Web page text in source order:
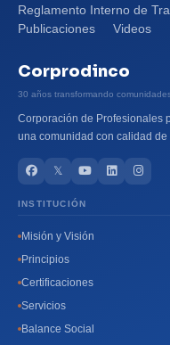
Reglamento Interno de
Publicaciones
Videos
Corprodinco
30 años transformando
Corporación de Profesionales
una comunidad con calidad de
𝕏
INSTITUCIÓN
Misión y Visión
Principios
Certificaciones
Servicios
Balance Social